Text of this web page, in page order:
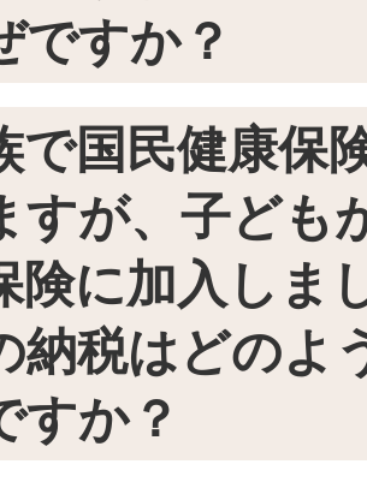
ですか？
で国民健康保
すが、子ども
険に加入しま
納税はどのよ
すか？